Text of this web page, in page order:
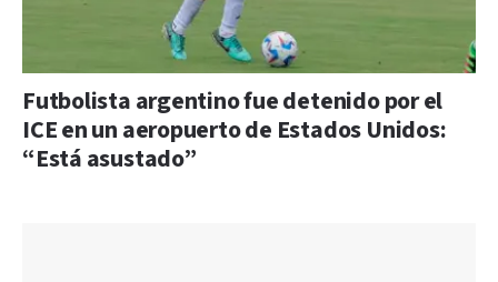
Futbolista argentino fue detenido por el
ICE en un aeropuerto de Estados Unidos:
“Está asustado”